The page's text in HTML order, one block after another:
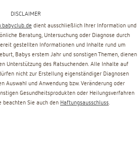
DISCLAIMER
dient ausschließlich Ihrer Information und
Beratung, Untersuchung oder Diagnose durch
gestellten Informationen und Inhalte rund um
Babys erstem Jahr und sonstigen Themen, dienen
Unterstützung des Ratsuchenden. Alle Inhalte auf
nicht zur Erstellung eigenständiger Diagnosen
Auswahl und Anwendung bzw. Veränderung oder
Gesundheitsprodukten oder Heilungsverfahren
beachten Sie auch den Haftungsausschluss.